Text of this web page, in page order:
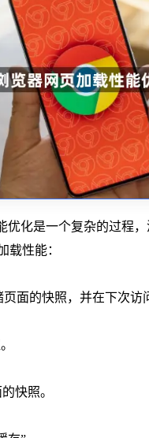
优化是一个复杂的过程
载性能：
面的快照，并在下次访
快照。